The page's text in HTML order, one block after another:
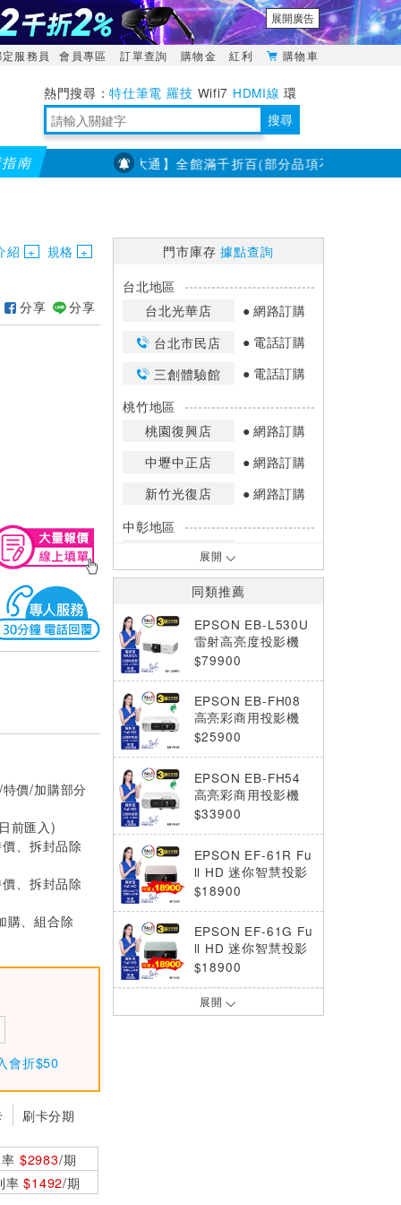
展開廣告
定服務員 會員專區 訂單查詢 購物金 紅利 購物車
特仕筆電 羅技 Wifi7 HDMI線 環
境量測 明緯POWER 搜尋
南 【PX大通】全館滿千折百(部分品項不適用，滿2千折
紹 規格
分享 分享
價/加購部分
前匯入)
、拆封品除
、拆封品除
購、組合除
會折$50
刷卡分期
$2983/期
率$1492/期
門市庫存據點查詢
台北地區
台北光華店
網路訂購
台北市民店
電話訂購
三創體驗館
電話訂購
桃竹地區
桃園復興店
網路訂購
中壢中正店
網路訂購
新竹光復店
網路訂購
中彰地區
台中英才店
嘉南地區
高雄鳳山店
網路訂購
*庫存數量：網路訂購(0)、少量庫存
(1~2)、現貨充足(3以上)。
*門市庫存以店內實際數量為準，可使
用專人服務或撥打門市電話洽詢。
展開
同類推薦
EPSON EB-L530U
雷射高亮度投影機
$79900
EPSON EB-FH08
高亮彩商用投影機
$25900
EPSON EB-FH54
高亮彩商用投影機
$33900
EPSON EF-61R Fu
ll HD 迷你智慧投影
機700流明-圓舞粉
$18900
EPSON EF-61G Fu
ll HD 迷你智慧投影
機700流明-雷鬼綠
$18900
EPSON EB-W55 高
展開